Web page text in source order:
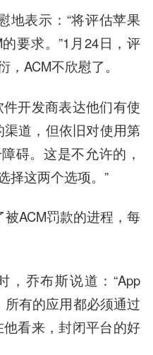
地表示：“将评估苹果
要求。”1月24日，评
ACM不欣慰了。
开发商表达他们有使
渠道，但依旧对使用第
碍。这是不允许的，
择这两个选项。”
ACM罚款的进程，每
，乔布斯说道：“App
所有的应用都必须通过
他看来，封闭平台的好